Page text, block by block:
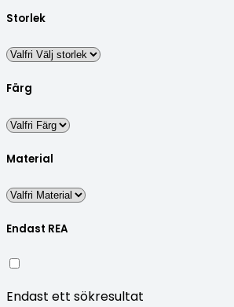
Storlek
Färg
Material
Endast REA
Endast ett sökresultat